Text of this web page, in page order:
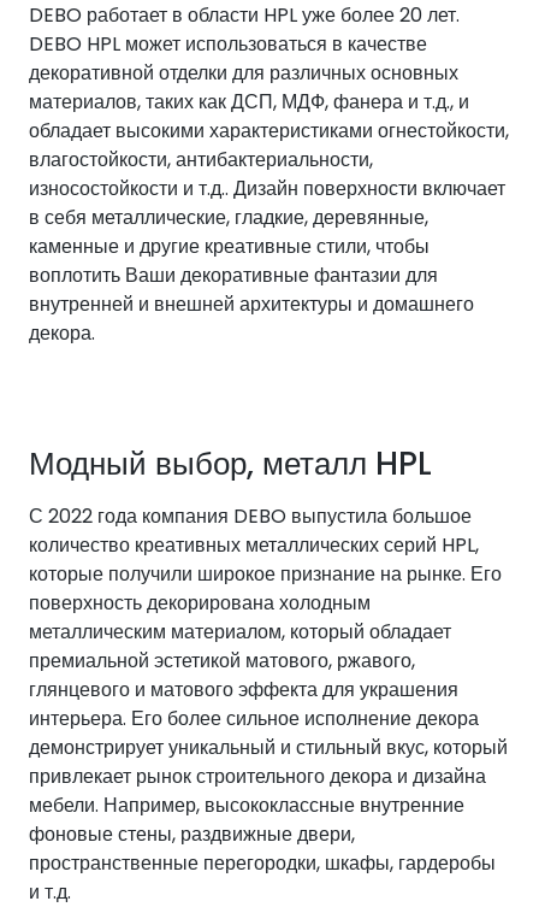
DEBO работает в области HPL уже более 20 лет.
DEBO HPL может использоваться в качестве
декоративной отделки для различных основных
материалов, таких как ДСП, МДФ, фанера и т.д., и
обладает высокими характеристиками огнестойкости,
влагостойкости, антибактериальности,
износостойкости и т.д.. Дизайн поверхности включает
в себя металлические, гладкие, деревянные,
каменные и другие креативные стили, чтобы
воплотить Ваши декоративные фантазии для
внутренней и внешней архитектуры и домашнего
декора.
Модный выбор, металл HPL
С 2022 года компания DEBO выпустила большое
количество креативных металлических серий HPL,
которые получили широкое признание на рынке. Его
поверхность декорирована холодным
металлическим материалом, который обладает
премиальной эстетикой матового, ржавого,
глянцевого и матового эффекта для украшения
интерьера. Его более сильное исполнение декора
демонстрирует уникальный и стильный вкус, который
привлекает рынок строительного декора и дизайна
мебели. Например, высококлассные внутренние
фоновые стены, раздвижные двери,
пространственные перегородки, шкафы, гардеробы
и т.д.